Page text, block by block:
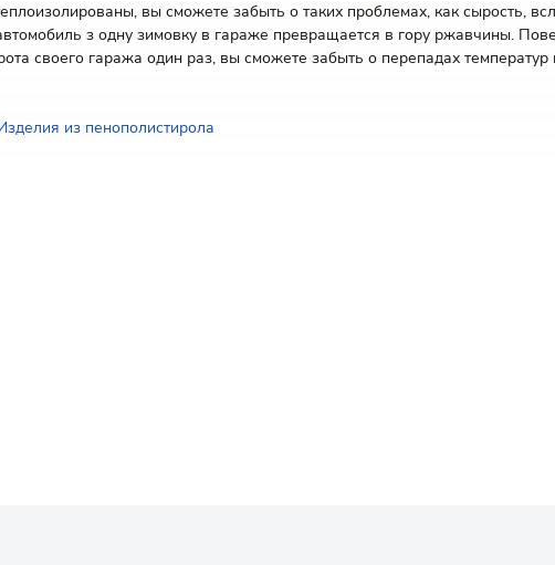
вы сможете забыть о таких проблемах, как сырость,
з одну зимовку в гараже превращается в гору ржавчины.
своего гаража один раз, вы сможете забыть о перепадах
из пенополистирола